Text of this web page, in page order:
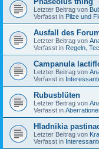
Letzter Beitrag von
Verfasst in Pilze und
Ausfall des
Letzter Beitrag von
Verfasst in Regeln,
Campanula
Letzter Beitrag von
Verfasst in
Rubusblüten
Letzter Beitrag von
Verfasst in
Hladnikia
Letzter Beitrag von
Verfasst in